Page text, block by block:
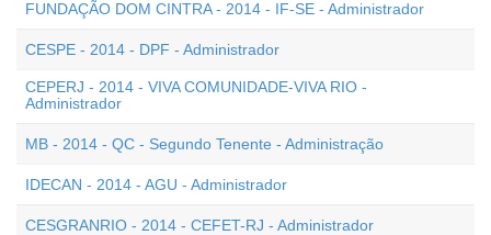
FUNDAÇÃO DOM CINTRA - 2014 - IF-SE - Administrador
CESPE - 2014 - DPF - Administrador
CEPERJ - 2014 - VIVA COMUNIDADE-VIVA RIO -
Administrador
MB - 2014 - QC - Segundo Tenente - Administração
IDECAN - 2014 - AGU - Administrador
CESGRANRIO - 2014 - CEFET-RJ - Administrador